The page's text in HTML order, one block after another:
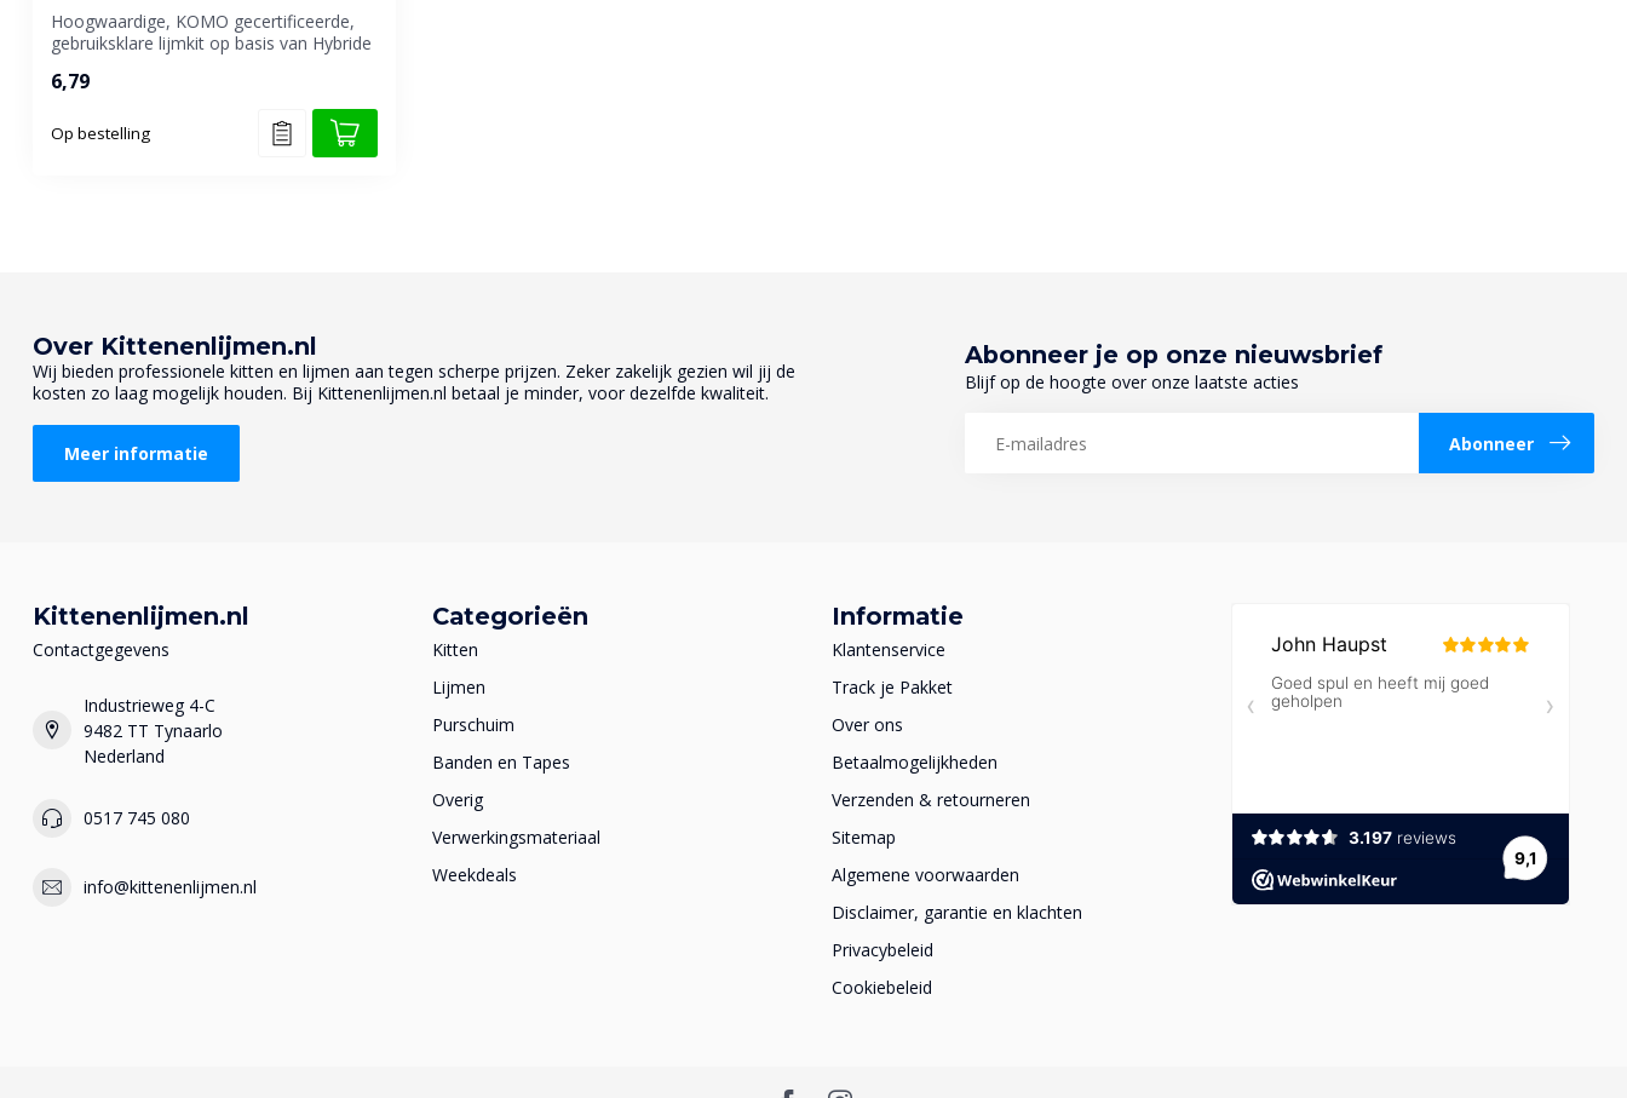
Hoogwaardige, KOMO gecertificeerde,
gebruiksklare lijmkit op basis van Hybride
6,79
Op bestelling
Over Kittenenlijmen.nl
Wij bieden professionele kitten en lijmen aan tegen scherpe prijzen. Zeker zakelijk gezien wil jij de
kosten zo laag mogelijk houden. Bij Kittenenlijmen.nl betaal je minder, voor dezelfde kwaliteit.
Meer informatie
Abonneer je op onze nieuwsbrief
Blijf op de hoogte over onze laatste acties
Abonneer
Kittenenlijmen.nl
Contactgegevens
Industrieweg 4-C
9482 TT Tynaarlo
Nederland
0517 745 080
info@kittenenlijmen.nl
Categorieën
Kitten
Lijmen
Purschuim
Banden en Tapes
Overig
Verwerkingsmateriaal
Weekdeals
Informatie
Klantenservice
Track je Pakket
Over ons
Betaalmogelijkheden
Verzenden & retourneren
Sitemap
Algemene voorwaarden
Disclaimer, garantie en klachten
Privacybeleid
Cookiebeleid